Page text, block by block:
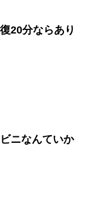
20分ならあり
ニなんていか